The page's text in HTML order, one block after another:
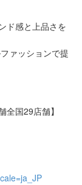
ド感と上品さを
ァッションで提
国29店舗】